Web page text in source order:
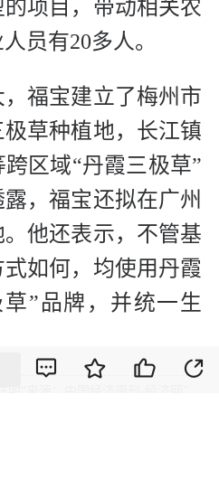
项目，带动相关农
员有20多人。
福宝建立了梅州市
草种植地，长江镇
区域“丹霞三极草”
，福宝还拟在广州
他还表示，不管基
如何，均使用丹霞
”品牌，并统一生